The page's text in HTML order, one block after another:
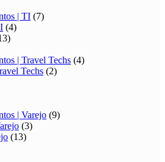
| TI (7)
(4)
| Travel Techs (4)
Techs (2)
| Varejo (9)
(3)
(13)